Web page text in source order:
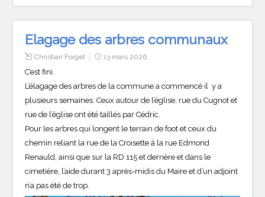
Elagage des arbres communaux
Christian Forget 13 mars 2026
C’est fini.
L’élagage des arbres de la commune a commencé il y a
plusieurs semaines. Ceux autour de l’église, rue du Cugnot et
rue de l’église ont été taillés par Cédric.
Pour les arbres qui longent le terrain de foot et ceux du
chemin reliant la rue de la Croisette à la rue Edmond
Renauld, ainsi que sur la RD 115 et derrière et dans le
cimetière, l’aide durant 3 après-midis du Maire et d’un adjoint
n’a pas été de trop.